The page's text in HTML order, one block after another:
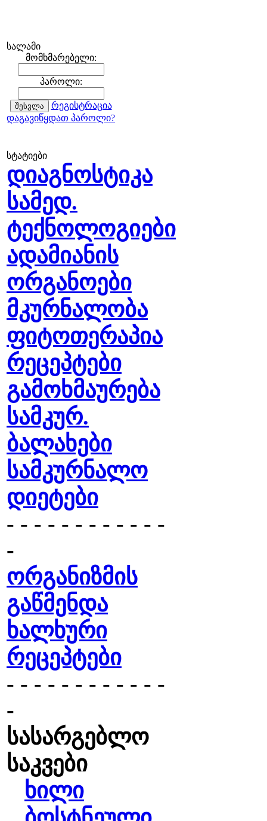
სალამი
მომხმარებელი:
პაროლი:
რეგისტრაცია
დაგავიწყდათ პაროლი?
სტატიები
დიაგნოსტიკა
სამედ.
ტექნოლოგიები
ადამიანის
ორგანოები
მკურნალობა
ფიტოთერაპია
რეცეპტები
გამოხმაურება
სამკურ.
ბალახები
სამკურნალო
დიეტები
- - - - - - - - - - - -
-
ორგანიზმის
გაწმენდა
ხალხური
რეცეპტები
- - - - - - - - - - - -
-
სასარგებლო
საკვები
ხილი